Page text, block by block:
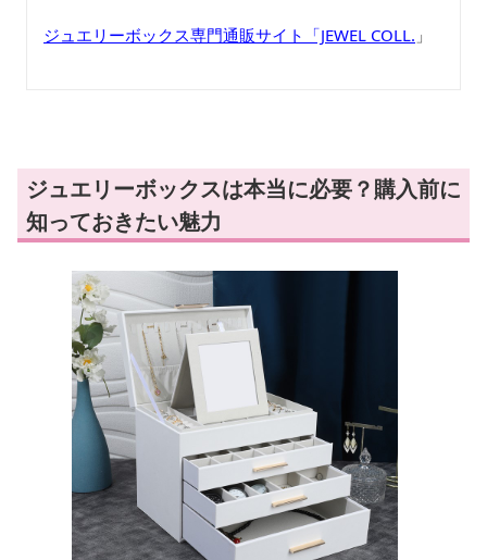
ジュエリーボックス専門通販サイト「JEWEL COLL. 」
ジュエリーボックスは本当に必要？購入前に
知っておきたい魅力